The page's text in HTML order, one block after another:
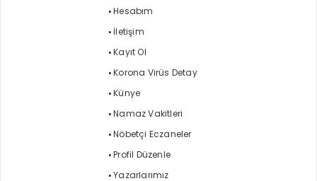
Hesabım
İletişim
Kayıt Ol
Korona Virüs Detay
Künye
Namaz Vakitleri
Nöbetçi Eczaneler
Profil Düzenle
Yazarlarımız